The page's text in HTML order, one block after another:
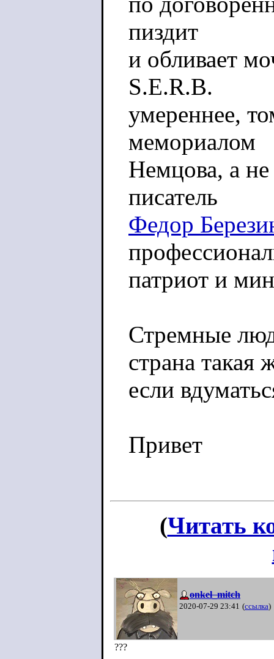
пиздит
и обливает
S.E.R.B.
умереннее,
мемориалом
Немцова, а не
писатель
Федор
патриот и
Стремные
страна такая
если
Привет
(Читать
onkel_mitch
2020-07-29 23:41 (ссылка)
???